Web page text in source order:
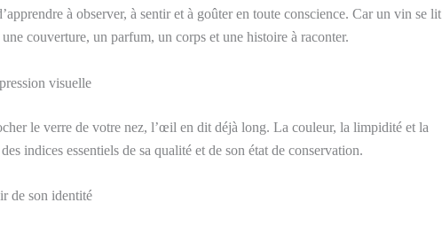
à observer, à sentir et à goûter en toute conscience. Car un vin se lit
couverture, un parfum, un corps et une histoire à raconter.
visuelle
le verre de votre nez, l’œil en dit déjà long. La couleur, la limpidité et la
indices essentiels de sa qualité et de son état de conservation.
de son identité